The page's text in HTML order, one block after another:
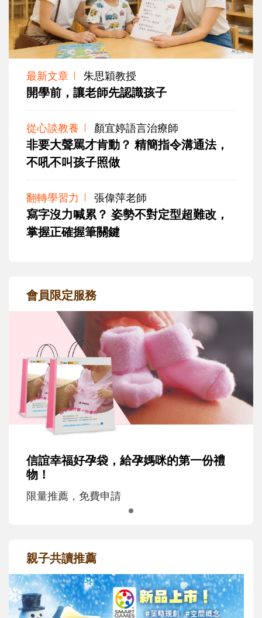
最新文章 朱思穎教授
開學前，讓老師先認識孩子
從心談教養 顏宜婷語言治療師
非要大聲罵才肯動？ 精簡指令溝通法，
不吼不叫孩子照做
翻轉學習力 張偉萍老師
寫字沒力喊累？ 姿勢不對定型超難改，
掌握正確握筆關鍵
會員限定服務
信誼幸福好孕袋，給孕媽咪的第一份禮
物！
限量推薦，免費申請
親子共讀推薦